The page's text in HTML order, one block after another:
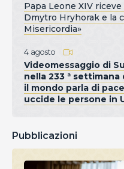
Papa Leone XIV
Dmytro Hryhorak e la
Misericordia»
4 agosto
Videomessaggio di
nella 233 ª
il mondo parla di
uccide le persone in
Pubblicazioni